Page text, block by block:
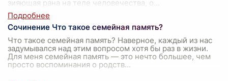
зияющая рана на теле человечества, о
Сочинение Что такое семейная память?
Что такое семейная память? Наверное, каждый из нас
задумывался над этим вопросом хотя бы раз в жизни.
Для меня семейная память — это нечто большее, чем
просто воспоминания о родств...